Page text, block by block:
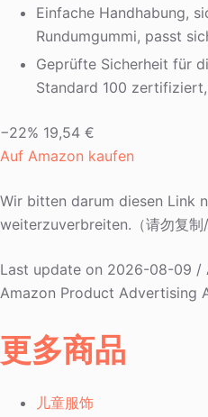
Einfache Handhabung,
Rundumgummi, passt
Geprüfte Sicherheit für
Standard 100
−22% 19,54 €
Auf Amazon kaufen
Wir bitten darum diesen Link
weiterzuverbreiten.（请勿复制/
Last update on 2026-08-09 /
Amazon Product Advertising
更多商品
儿童服饰